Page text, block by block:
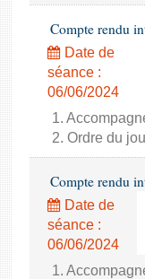
Compte rendu
Date de
séance :
06/06/2024
1.
2. Ordre du
Compte rendu
Date de
séance :
06/06/2024
1.